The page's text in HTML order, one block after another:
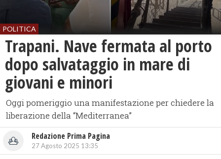
POLITICA
​Trapani. Nave fermata al porto
dopo salvataggio in mare di
giovani e minori
Oggi pomeriggio una manifestazione per chiedere la
liberazione della “Mediterranea”
Redazione Prima Pagina
27 Agosto 2025 13:35